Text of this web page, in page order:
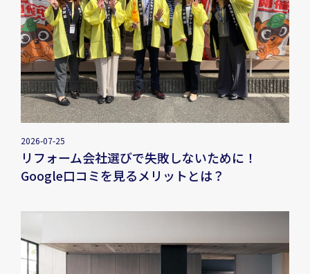
2026-07-25
リフォーム会社選びで失敗しないために！
Google口コミを見るメリットとは？